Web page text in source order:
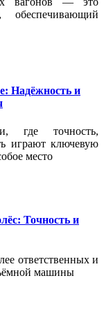
Надёжность и
где точность,
играют ключевую
место
Точность и
ответственных и
машины